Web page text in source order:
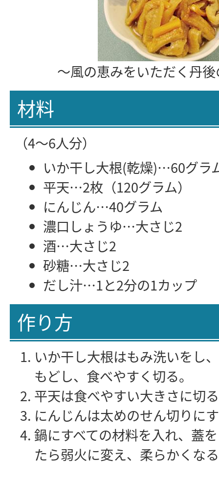
～風の恵みをいただく丹
材料
（4～6人分）
いか干し大根(乾燥)…60グラ
平天…2枚（120グラム）
にんじん…40グラム
濃口しょうゆ…大さじ2
酒…大さじ2
砂糖…大さじ2
だし汁…1と2分の1カップ
作り方
いか干し大根はもみ洗いをし
もどし、食べやすく切る。
平天は食べやすい大きさに切
にんじんは太めのせん切りに
鍋にすべての材料を入れ、蓋
たら弱火に変え、柔らかくな